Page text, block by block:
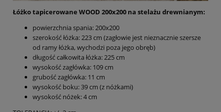
Łóżko tapicerowane WOOD 200x200 na stelażu drewnianym:
powierzchnia spania: 200x200
szerokość łóżka: 223 cm (zagłowie jest nieznacznie szersze
od ramy łóżka, wychodzi poza jego obręb)
długość całkowita łóżka: 225 cm
wysokość zagłówka: 109 cm
grubość zagłówka: 11 cm
wysokość boku: 39 cm (z nóżkami)
wysokość nóżek: 4 cm